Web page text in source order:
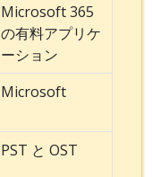
Microsoft 365
の有料アプリケ
ーション
Microsoft
PST と OST